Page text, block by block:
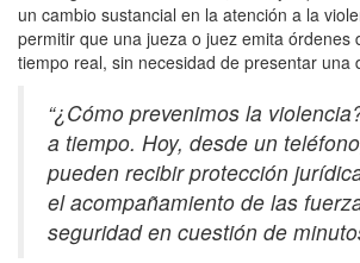
un cambio sustancial en la atención a la
permitir que una jueza o juez emita órdenes
tiempo real, sin necesidad de presentar una
“¿Cómo prevenimos la
a tiempo. Hoy, desde un
pueden recibir protección
el acompañamiento de las
seguridad en cuestión de